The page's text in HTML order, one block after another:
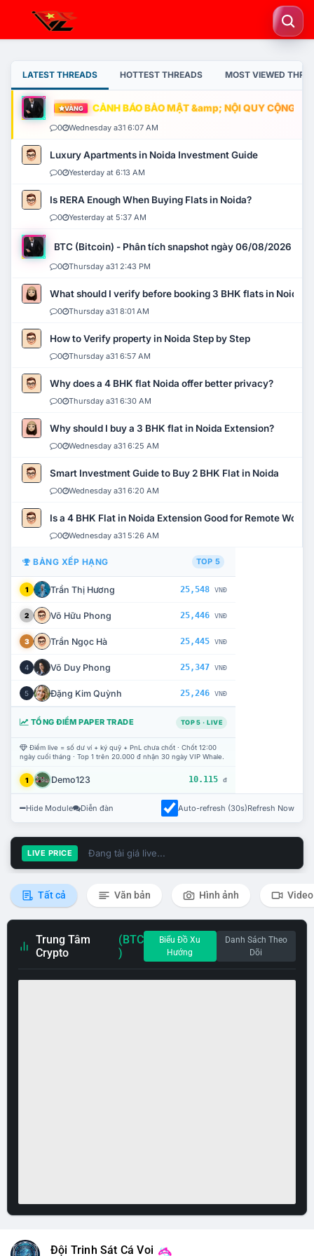
LATEST THREADS HOTTEST THREADS MOST VIEWED
VÀNG CẢNH BÁO BẢO MẬT &amp; NỘI QUY CỘNG
0 Wednesday a31 6:07 AM
Luxury Apartments in Noida Investment Guide
0 Yesterday at 6:13 AM
Is RERA Enough When Buying Flats in Noida?
0 Yesterday at 5:37 AM
BTC (Bitcoin) - Phân tích snapshot ngày 06/08/2026
0 Thursday a31 2:43 PM
What should I verify before booking 3 BHK flats in Noida?
0 Thursday a31 8:01 AM
How to Verify property in Noida Step by Step
0 Thursday a31 6:57 AM
Why does a 4 BHK flat Noida offer better privacy?
0 Thursday a31 6:30 AM
Why should I buy a 3 BHK flat in Noida Extension?
0 Wednesday a31 6:25 AM
Smart Investment Guide to Buy 2 BHK Flat in Noida
0 Wednesday a31 6:20 AM
Is a 4 BHK Flat in Noida Extension Good for Remote Work?
0 Wednesday a31 5:26 AM
BẢNG XẾP HẠNG TOP 5
1 Trần Thị Hương 25,548 VNĐ
2 Võ Hữu Phong 25,446 VNĐ
3 Trần Ngọc Hà 25,445 VNĐ
4 Võ Duy Phong 25,347 VNĐ
5 Đặng Kim Quỳnh 25,246 VNĐ
TỔNG ĐIỂM PAPER TRADE TOP 5 · LIVE
Điểm live = số dư ví + ký quỹ + PnL chưa chốt · Chốt 12:00
ngày cuối tháng · Top 1 trên 20.000 đ nhận 30 ngày VIP Whale.
1 Demo123 10.115 đ
Hide Module Diễn đàn Auto-refresh (30s)Refresh Now
LIVE PRICE Đang tải giá live...
Tất cả Văn bản Hình ảnh Video
Trung Tâm
Crypto
(BTC
)
Biểu Đồ Xu
Hướng
Danh Sách Theo
Dõi
Đội Trinh Sát Cá Voi